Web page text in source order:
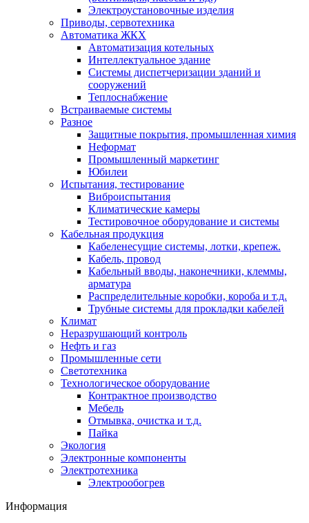
Электроустановочные изделия
Приводы, сервотехника
Автоматика ЖКХ
Автоматизация котельных
Интеллектуальное здание
Системы диспетчеризации зданий и
сооружений
Теплоснабжение
Встраиваемые системы
Разное
Защитные покрытия, промышленная химия
Неформат
Промышленный маркетинг
Юбилеи
Испытания, тестирование
Виброиспытания
Климатические камеры
Тестировочное оборудование и системы
Кабельная продукция
Кабеленесущие системы, лотки, крепеж.
Кабель, провод
Кабельный вводы, наконечники, клеммы,
арматура
Распределительные коробки, короба и т.д.
Трубные системы для прокладки кабелей
Климат
Неразрушающий контроль
Нефть и газ
Промышленные сети
Светотехника
Технологическое оборудование
Контрактное производство
Мебель
Отмывка, очистка и т.д.
Пайка
Экология
Электронные компоненты
Электротехника
Электрообогрев
Информация